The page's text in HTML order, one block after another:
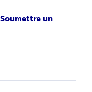
Soumettre un